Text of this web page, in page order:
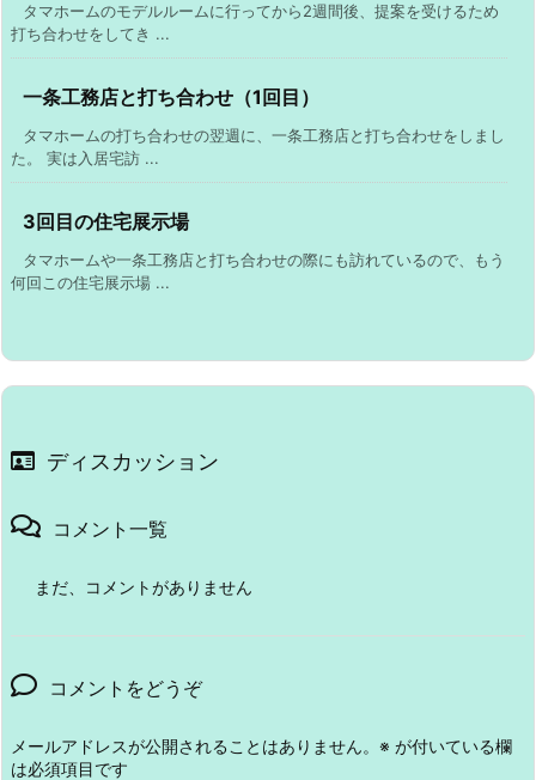
タマホームのモデルルームに行ってから2週間後、提案を受けるため
打ち合わせをしてき ...
一条工務店と打ち合わせ（1回目）
タマホームの打ち合わせの翌週に、一条工務店と打ち合わせをしまし
た。 実は入居宅訪 ...
3回目の住宅展示場
タマホームや一条工務店と打ち合わせの際にも訪れているので、もう
何回この住宅展示場 ...
ディスカッション
コメント一覧
まだ、コメントがありません
コメントをどうぞ
メールアドレスが公開されることはありません。 ※ が付いている欄
は必須項目です